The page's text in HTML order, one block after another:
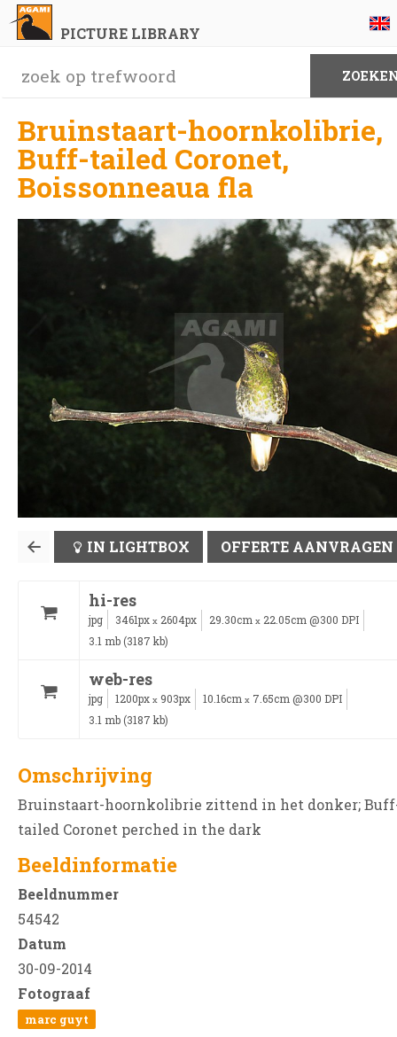
PICTURE LIBRARY
Bruinstaart-hoornkolibrie,
Buff-tailed Coronet,
Boissonneaua fla
IN LIGHTBOX OFFERTE AANVRAGEN
hi-res
jpg 3461px x 2604px 29.30cm x 22.05cm @300 DPI
3.1 mb (3187 kb)
web-res
jpg 1200px x 903px 10.16cm x 7.65cm @300 DPI
3.1 mb (3187 kb)
Omschrijving
Bruinstaart-hoornkolibrie zittend in het donker;
tailed Coronet perched in the dark
Beeldinformatie
Beeldnummer
54542
Datum
30-09-2014
Fotograaf
marc guyt